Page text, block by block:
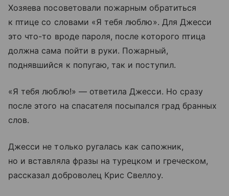
Хозяева посоветовали пожарным обратиться
к птице со словами «Я тебя люблю». Для Джесси
это что-то вроде пароля, после которого птица
должна сама пойти в руки. Пожарный,
поднявшийся к попугаю, так и поступил.
«Я тебя люблю!» — ответила Джесси. Но сразу
после этого на спасателя посыпался град бранных
слов.
Джесси не только ругалась как сапожник,
но и вставляла фразы на турецком и греческом,
рассказал доброволец Крис Свеллоу.